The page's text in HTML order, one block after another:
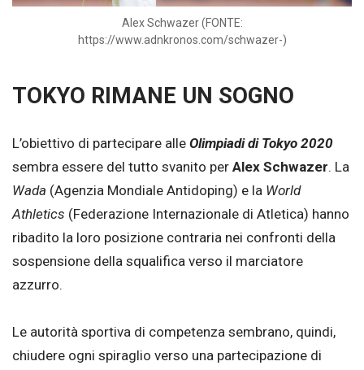
Alex Schwazer (FONTE:
https://www.adnkronos.com/schwazer-)
TOKYO RIMANE UN SOGNO
L’obiettivo di partecipare alle Olimpiadi di Tokyo 2020
sembra essere del tutto svanito per Alex Schwazer. La
Wada (Agenzia Mondiale Antidoping) e la World
Athletics (Federazione Internazionale di Atletica) hanno
ribadito la loro posizione contraria nei confronti della
sospensione della squalifica verso il marciatore
azzurro.
Le autorità sportiva di competenza sembrano, quindi,
chiudere ogni spiraglio verso una partecipazione di